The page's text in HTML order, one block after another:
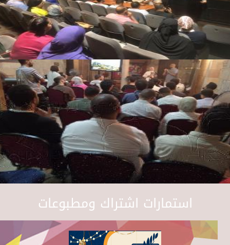
استمارات اشتراك ومطبوعات